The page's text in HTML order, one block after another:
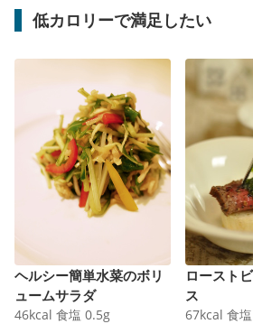
低カロリーで満足したい
ヘルシー簡単水菜のボリ
ュームサラダ
46kcal 食塩 0.5g
ロースト
ス
67kcal 食塩